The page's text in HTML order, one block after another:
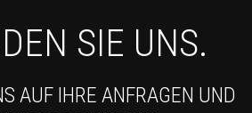
SIE UNS.
AUF IHRE ANFRAGEN UND